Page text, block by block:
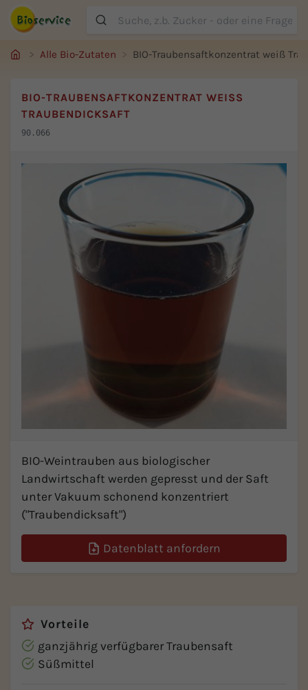
Suche
Alle Bio-Zutaten BIO-Traubensaftkonzentrat weiß
BIO-TRAUBENSAFTKONZENTRAT WEISS T
RAUBENDICKSAFT
90.066
BIO-Weintrauben aus biologischer
Landwirtschaft werden gepresst und der Saft
unter Vakuum schonend konzentriert
("Traubendicksaft")
Datenblatt anfordern
Vorteile
ganzjährig verfügbarer Traubensaft
Süßmittel